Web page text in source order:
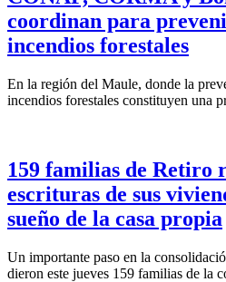
coordinan para
incendios forestales
En la región del Maule, donde la
incendios forestales constituyen una
159 familias de Retiro
escrituras de sus
sueño de la casa propia
Un importante paso en la
dieron este jueves 159 familias de la